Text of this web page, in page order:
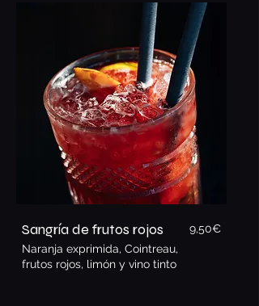
Sangría de frutos rojos 9,50€
Naranja exprimida, Cointreau,
frutos rojos, limón y vino tinto